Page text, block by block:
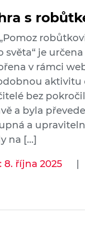
s
je
v rámci
bez
a byla
a
na […]
října 2025 |